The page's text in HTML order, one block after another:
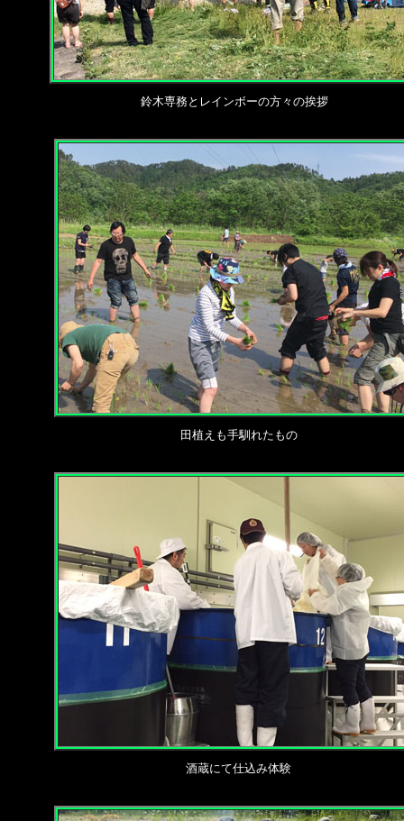
鈴木専務とレインボーの方々の挨拶
田植えも手馴れたもの
酒蔵にて仕込み体験